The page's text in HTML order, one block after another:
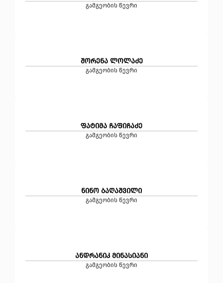
გამგეობის წევრი
შორენა ლოლაძე
გამგეობის წევრი
ფატიმა ჩაფიჩაძე
გამგეობის წევრი
ნინო ბაღაშვილი
გამგეობის წევრი
ანდრანიკ მინასიანი
გამგეობის წევრი